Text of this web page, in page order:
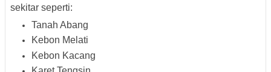
sekitar seperti:
Tanah Abang
Kebon Melati
Kebon Kacang